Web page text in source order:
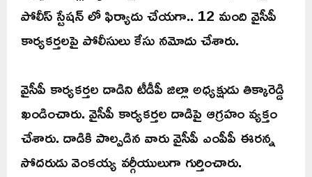
పోలీస్ స్టేషన్ లో ఫిర్యాదు చేయగా.. 12 మంది వైసీపీ
కార్యకర్తలపై పోలీసులు కేసు నమోదు చేశారు.
వైసీపీ కార్యకర్తల దాడిని టీడీపీ జిల్లా అధ్యక్షుడు తిక్కారెడ్డి
ఖండించారు. వైసీపీ కార్యకర్తల దాడిపై ఆగ్రహం వ్యక్తం
చేశారు. దాడికి పాల్పడిన వారు వైసీపీ ఎంపీపీ ఈరన్న
సోదరుడు వెంకయ్య వర్గీయులుగా గుర్తించారు.